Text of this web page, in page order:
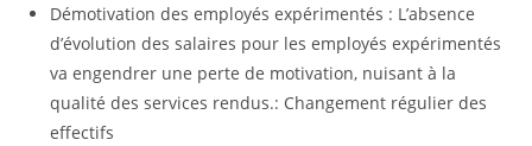
Démotivation des employés expérimentés : L’absence
d’évolution des salaires pour les employés expérimentés
va engendrer une perte de motivation, nuisant à la
qualité des services rendus.: Changement régulier des
effectifs